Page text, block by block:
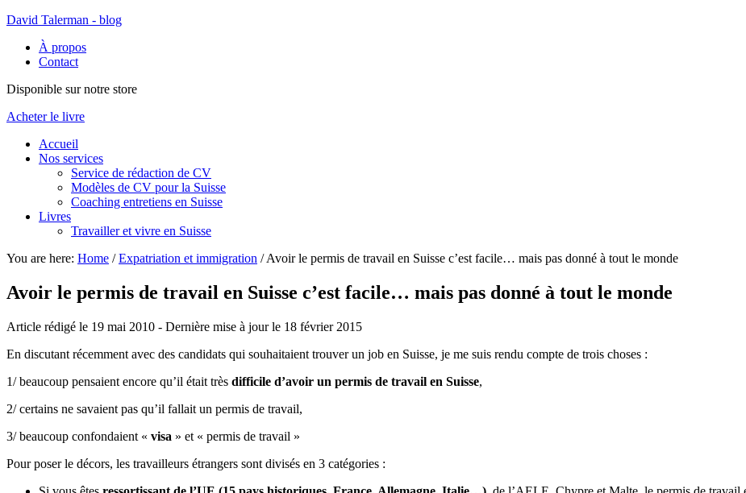
David Talerman - blog
À propos
Contact
Disponible sur notre store
Acheter le livre
Accueil
Nos services
Service de rédaction de CV
Modèles de CV pour la Suisse
Coaching entretiens en Suisse
Livres
Travailler et vivre en Suisse
You are here: Home / Expatriation et immigration /Avoir le permis de travail en Suisse c’est facile… mais pas donné à tout le monde
Avoir le permis de travail en Suisse c’est facile… mais pas donné à tout le monde
Article rédigé le 19 mai 2010 - Dernière mise à jour le 18 février 2015
En discutant récemment avec des candidats qui souhaitaient trouver un job en Suisse, je me suis rendu compte de trois choses :
1/ beaucoup pensaient encore qu’il était très difficile d’avoir un permis de travail en Suisse,
2/ certains ne savaient pas qu’il fallait un permis de travail,
3/ beaucoup confondaient « visa » et « permis de travail »
Pour poser le décors, les travailleurs étrangers sont divisés en 3 catégories :